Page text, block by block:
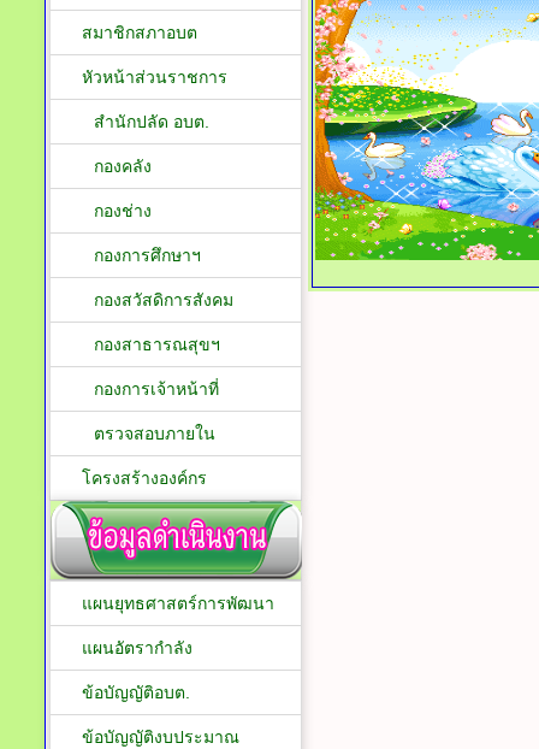
สมาชิกสภาอบต
หัวหน้าส่วนราชการ
สำนักปลัด อบต.
กองคลัง
กองช่าง
กองการศึกษาฯ
กองสวัสดิการสังคม
กองสาธารณสุขฯ
กองการเจ้าหน้าที่
ตรวจสอบภายใน
โครงสร้างองค์กร
แผนยุทธศาสตร์การพัฒนา
แผนอัตรากำลัง
ข้อบัญญัติอบต.
ข้อบัญญัติงบประมาณ